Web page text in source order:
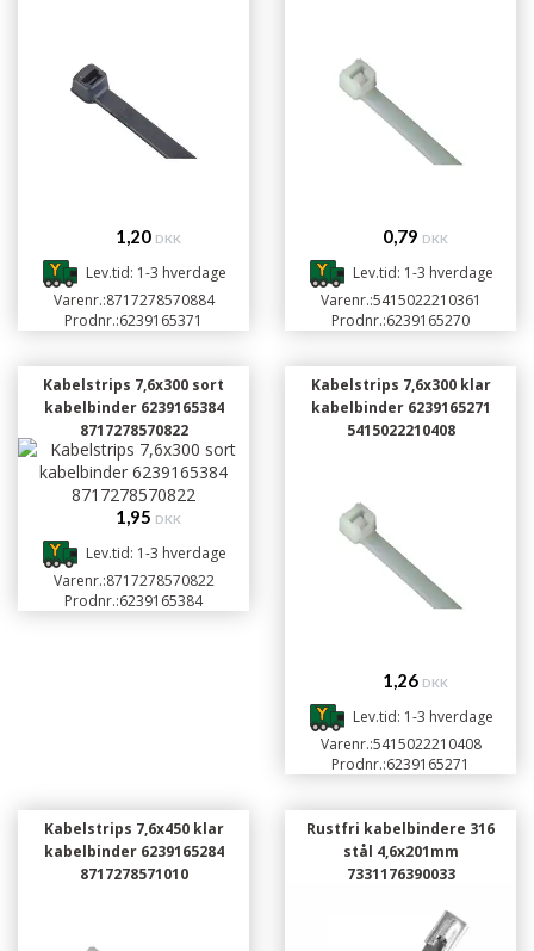
1,20 DKK
Lev.tid: 1-3 hverdage
Varenr.:8717278570884
Prodnr.:6239165371
0,79 DKK
Lev.tid: 1-3 hverdage
Varenr.:5415022210361
Prodnr.:6239165270
Kabelstrips 7,6x300 sort
kabelbinder 6239165384
8717278570822
1,95 DKK
Lev.tid: 1-3 hverdage
Varenr.:8717278570822
Prodnr.:6239165384
Kabelstrips 7,6x300 klar
kabelbinder 6239165271
5415022210408
1,26 DKK
Lev.tid: 1-3 hverdage
Varenr.:5415022210408
Prodnr.:6239165271
Kabelstrips 7,6x450 klar
kabelbinder 6239165284
8717278571010
Rustfri kabelbindere 316
stål 4,6x201mm
7331176390033